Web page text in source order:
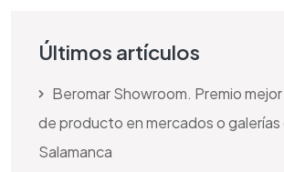
Últimos artículos
Beromar Showroom. Premio
de producto en mercados o galerías
Salamanca